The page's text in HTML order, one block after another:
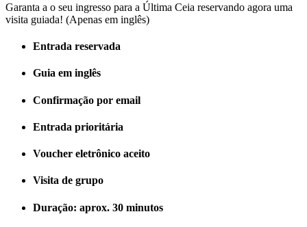
Garanta a o seu ingresso para a Última Ceia reservando agora uma
visita guiada! (Apenas em inglês)
Entrada reservada
Guia em inglês
Confirmação por email
Entrada prioritária
Voucher eletrônico aceito
Visita de grupo
Duração: aprox. 30 minutos